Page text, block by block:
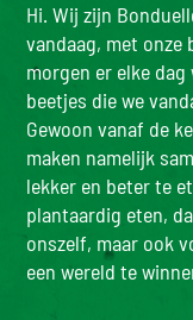
Hi. Wij zijn
vandaag, met onze
morgen er elke
beetjes die we
Gewoon vanaf de
maken namelijk
lekker en beter te
plantaardig eten,
onszelf, maar ook
een wereld te